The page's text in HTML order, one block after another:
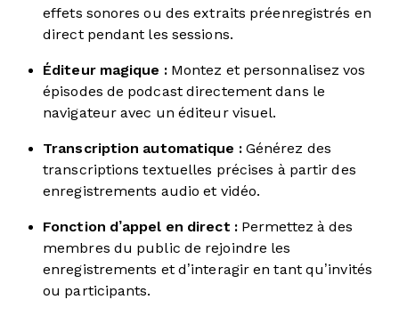
effets sonores ou des extraits préenregistrés en
direct pendant les sessions.
Éditeur magique :Montez et personnalisez vos
épisodes de podcast directement dans le
navigateur avec un éditeur visuel.
Transcription automatique :Générez des
transcriptions textuelles précises à partir des
enregistrements audio et vidéo.
Fonction d’appel en direct :Permettez à des
membres du public de rejoindre les
enregistrements et d’interagir en tant qu’invités
ou participants.